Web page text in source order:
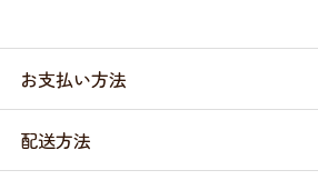
お支払い方法
配送方法